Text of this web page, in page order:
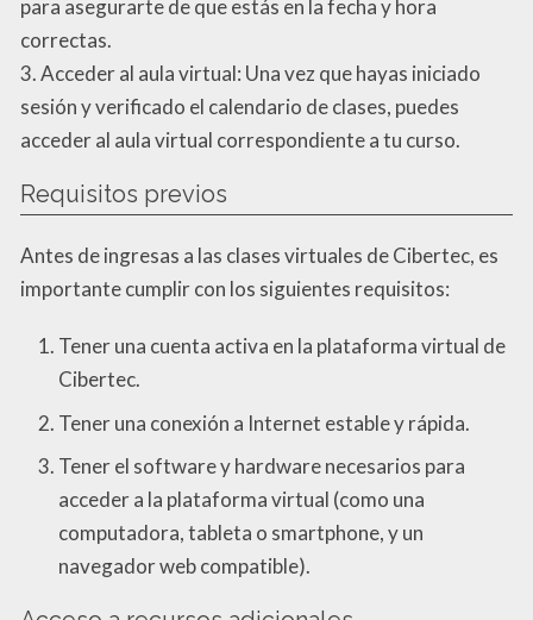
para asegurarte de que estás en la fecha y hora
correctas.
3. Acceder al aula virtual: Una vez que hayas iniciado
sesión y verificado el calendario de clases, puedes
acceder al aula virtual correspondiente a tu curso.
Requisitos previos
Antes de ingresas a las clases virtuales de Cibertec, es
importante cumplir con los siguientes requisitos:
Tener una cuenta activa en la plataforma virtual de
Cibertec.
Tener una conexión a Internet estable y rápida.
Tener el software y hardware necesarios para
acceder a la plataforma virtual (como una
computadora, tableta o smartphone, y un
navegador web compatible).